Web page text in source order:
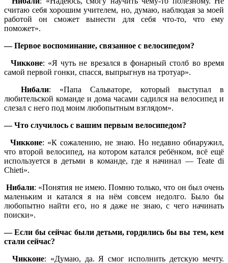
считаю себя хорошим учителем, но, думаю, наблюдая за моей
работой он сможет вынести для себя что-то, что ему
поможет».
— Первое воспоминание, связанное с велосипедом?
Чикконе: «Я чуть не врезался в фонарный столб во время
самой первой гонки, спасся, выпрыгнув на тротуар».
Нибали: «Папа Сальваторе, который выступал в
любительской команде и дома часами садился на велосипед и
слезал с него под моим любопытным взглядом».
— Что случилось с вашим первым велосипедом?
Чикконе: «К сожалению, не знаю. Но недавно обнаружил,
что второй велосипед, на котором катался ребёнком, всё ещё
используется в детьми в команде, где я начинал — Teate di
Chieti».
Нибали: «Понятия не имею. Помню только, что он был очень
маленьким и катался я на нём совсем недолго. Было бы
любопытно найти его, но я даже не знаю, с чего начинать
поиски».
— Если бы сейчас были детьми, гордились бы вы тем, кем
стали сейчас?
Чикконе: «Думаю, да. Я смог исполнить детскую мечту.